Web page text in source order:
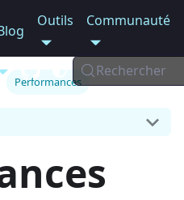
Outils Communauté
Rechercher
Performances